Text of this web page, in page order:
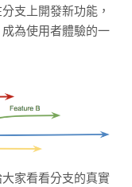
支上開發新功能，
為使用者體驗的一
家看看分支的真實